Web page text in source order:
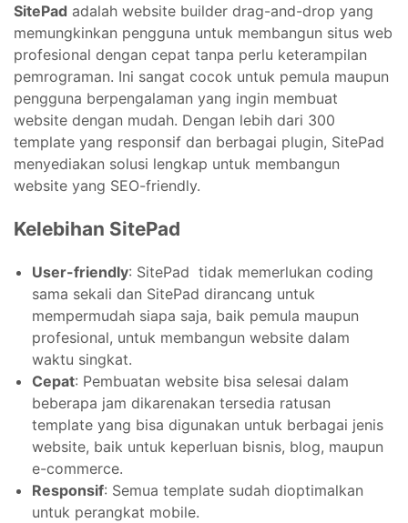
SitePad adalah website builder drag-and-drop yang
memungkinkan pengguna untuk membangun situs web
profesional dengan cepat tanpa perlu keterampilan
pemrograman. Ini sangat cocok untuk pemula maupun
pengguna berpengalaman yang ingin membuat
website dengan mudah. Dengan lebih dari 300
template yang responsif dan berbagai plugin, SitePad
menyediakan solusi lengkap untuk membangun
website yang SEO-friendly.
Kelebihan SitePad
User-friendly: SitePad tidak memerlukan coding
sama sekali dan SitePad dirancang untuk
mempermudah siapa saja, baik pemula maupun
profesional, untuk membangun website dalam
waktu singkat.
Cepat: Pembuatan website bisa selesai dalam
beberapa jam dikarenakan tersedia ratusan
template yang bisa digunakan untuk berbagai jenis
website, baik untuk keperluan bisnis, blog, maupun
e-commerce.
Responsif: Semua template sudah dioptimalkan
untuk perangkat mobile.